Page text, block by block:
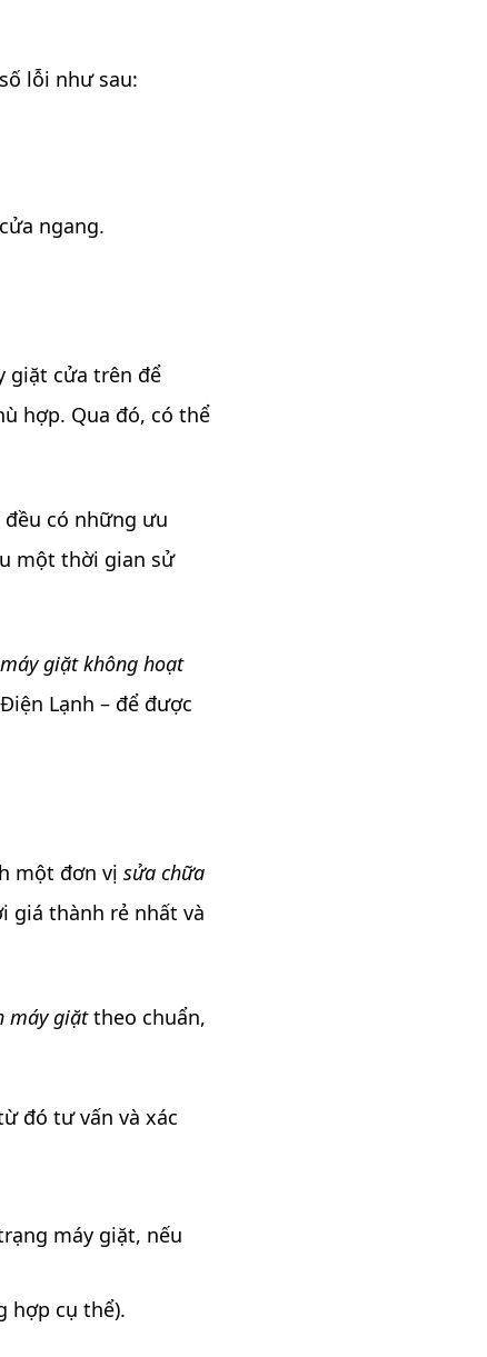
lỗi như sau:
ngang.
giặt cửa trên để
hợp. Qua đó, có thể
có những ưu
một thời gian sử
giặt không hoạt
Lạnh – để được
một đơn vịsửa chữa
giá thành rẻ nhất và
máy giặttheo chuẩn,
đó tư vấn và xác
máy giặt, nếu
hợp cụ thể).